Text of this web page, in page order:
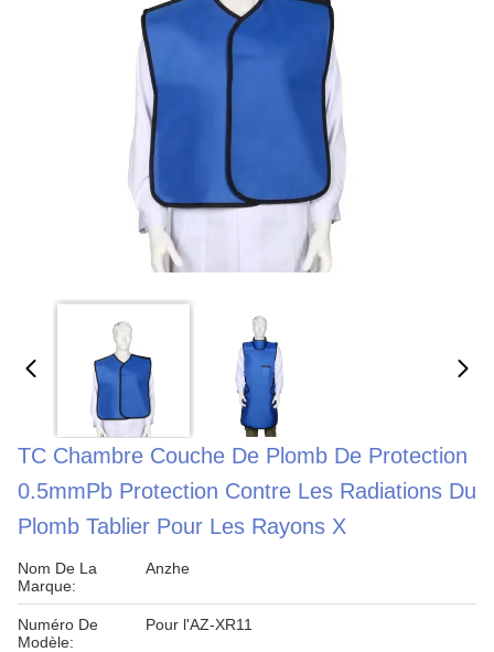
TC Chambre Couche De Plomb De Protection
0.5mmPb Protection Contre Les Radiations Du
Plomb Tablier Pour Les Rayons X
Nom De La
Marque:
Anzhe
Numéro De
Modèle:
Pour l'AZ-XR11